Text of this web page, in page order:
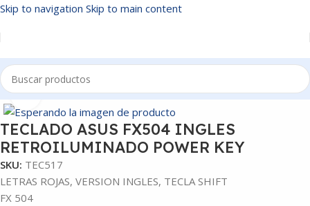
Skip to navigation Skip to main content
Inicio/TECLADOS
Click to enlarge
TECLADO ASUS FX504 INGLES
RETROILUMINADO POWER KEY
SKU: TEC517
LETRAS ROJAS, VERSION INGLES, TECLA SHIFT
FX 504